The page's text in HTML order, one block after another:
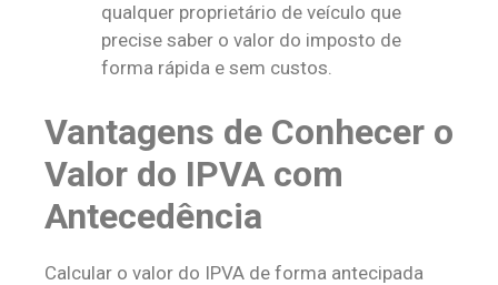
qualquer proprietário de veículo que
precise saber o valor do imposto de
forma rápida e sem custos.
Vantagens de Conhecer o
Valor do IPVA com
Antecedência
Calcular o valor do IPVA de forma antecipada